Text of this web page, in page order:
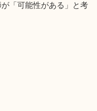
「可能性がある」と考